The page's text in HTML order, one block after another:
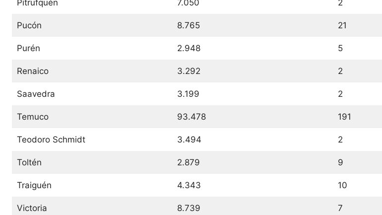
Pitrufquén 7.050 2
Pucón 8.765 21
Purén 2.948 5
Renaico 3.292 2
Saavedra 3.199 2
Temuco 93.478 191
Teodoro Schmidt 3.494 2
Toltén 2.879 9
Traiguén 4.343 10
Victoria 8.739 7